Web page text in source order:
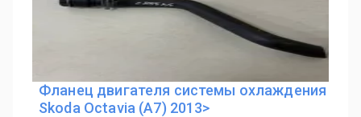
Фланец двигателя системы охлаждения
Skoda Octavia (A7) 2013>